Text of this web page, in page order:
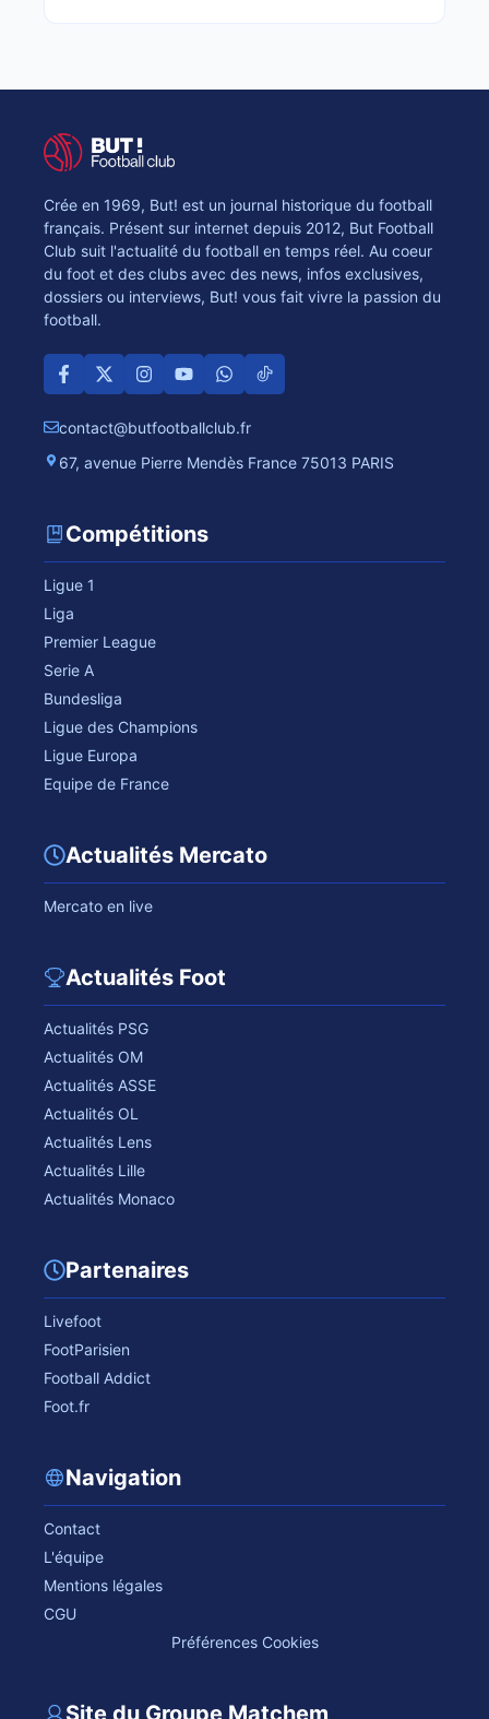
Crée en 1969, But! est un journal historique du football
français. Présent sur internet depuis 2012, But Football
Club suit l'actualité du football en temps réel. Au coeur
du foot et des clubs avec des news, infos exclusives,
dossiers ou interviews, But! vous fait vivre la passion du
football.
contact@butfootballclub.fr
67, avenue Pierre Mendès France 75013 PARIS
Compétitions
Ligue 1
Liga
Premier League
Serie A
Bundesliga
Ligue des Champions
Ligue Europa
Equipe de France
Actualités Mercato
Mercato en live
Actualités Foot
Actualités PSG
Actualités OM
Actualités ASSE
Actualités OL
Actualités Lens
Actualités Lille
Actualités Monaco
Partenaires
Livefoot
FootParisien
Football Addict
Foot.fr
Navigation
Contact
L'équipe
Mentions légales
CGU
Préférences Cookies
Site du Groupe Matchem